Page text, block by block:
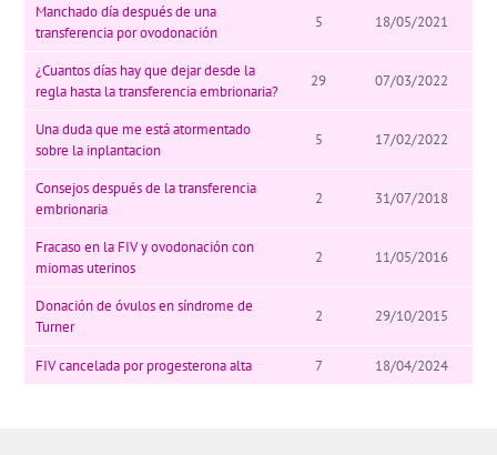
Manchado día después de una
transferencia por ovodonación
5 18/05/2021
¿Cuantos días hay que dejar desde la
regla hasta la transferencia embrionaria?
29 07/03/2022
Una duda que me está atormentado
sobre la inplantacion
5 17/02/2022
Consejos después de la transferencia
embrionaria
2 31/07/2018
Fracaso en la FIV y ovodonación con
miomas uterinos
2 11/05/2016
Donación de óvulos en síndrome de
Turner
2 29/10/2015
FIV cancelada por progesterona alta 7 18/04/2024